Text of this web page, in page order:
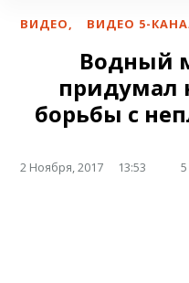
ВИДЕО, ВИДЕО 5-
Водный
придумал
борьбы с
2 Ноября, 2017 13:53